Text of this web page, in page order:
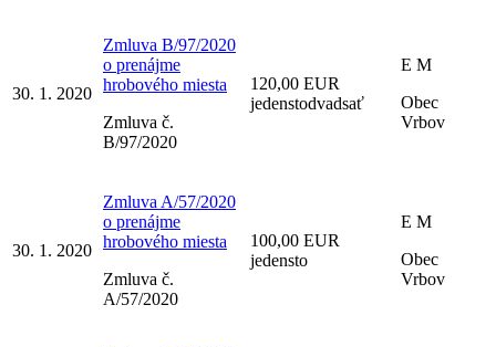
30. 1. 2020
Zmluva B/97/2020
o prenájme
hrobového miesta
Zmluva č.
B/97/2020
120,00 EUR
jedenstodvadsať
E M
Obec
Vrbov
30. 1. 2020
Zmluva A/57/2020
o prenájme
hrobového miesta
Zmluva č.
A/57/2020
100,00 EUR
jedensto
E M
Obec
Vrbov